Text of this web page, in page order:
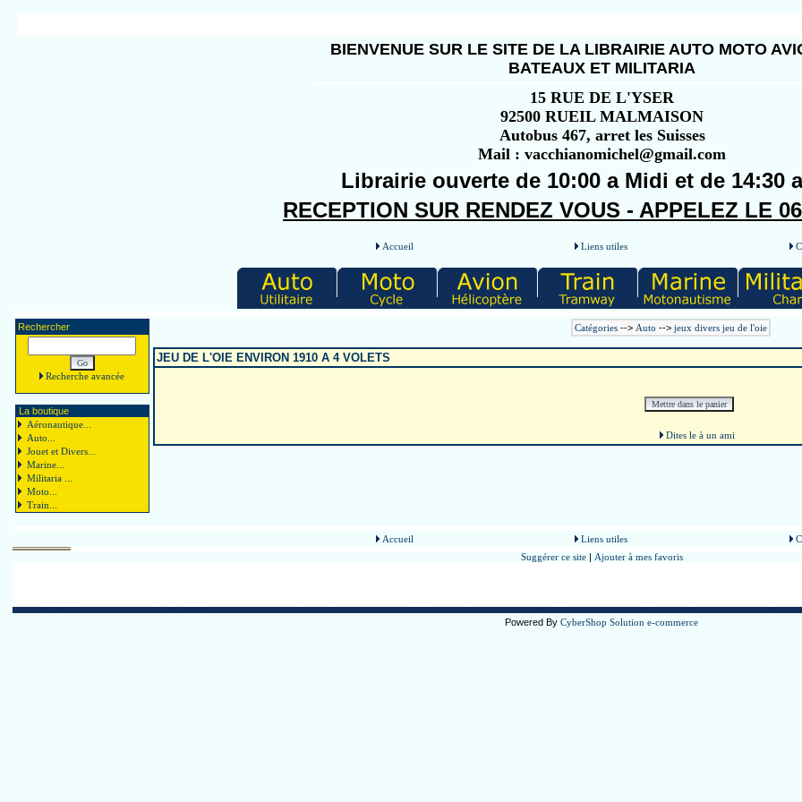
BIENVENUE SUR LE SITE DE LA LIBRAIRIE AUTO MOTO
BATEAUX ET MILITARIA
15 RUE DE L'YSER
92500 RUEIL MALMAISON
Autobus 467, arret les Suisses
Mail : vacchianomichel@gmail.com
Librairie ouverte de 10:00 a Midi et de 14:30
RECEPTION SUR RENDEZ VOUS - APPELEZ LE
Accueil Liens utiles
Rechercher
Recherche avancée
La boutique
Aéronautique...
Auto...
Jouet et Divers...
Marine...
Militaria ...
Moto...
Train...
Catégories --> Auto --> jeux divers jeu de l'oie
JEU DE L'OIE ENVIRON 1910 A 4 VOLETS
Dites le à un ami
Accueil Liens utiles
Suggérer ce site | Ajouter à mes favoris
Powered By CyberShop Solution e-commerce